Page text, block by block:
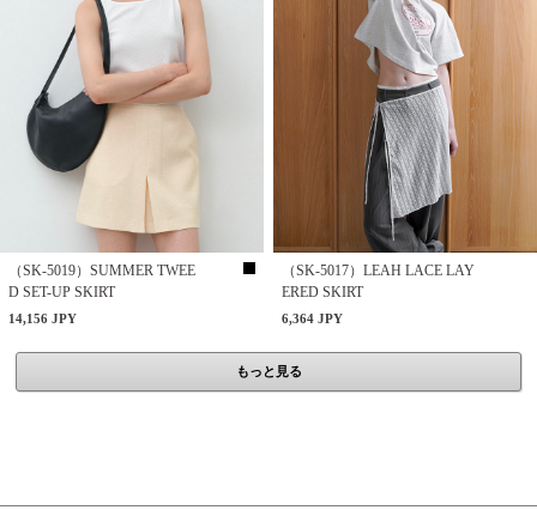
（SK-5019）SUMMER TWEE
D SET-UP SKIRT
14,156 JPY
（SK-5017）LEAH LACE LAY
ERED SKIRT
6,364 JPY
もっと見る